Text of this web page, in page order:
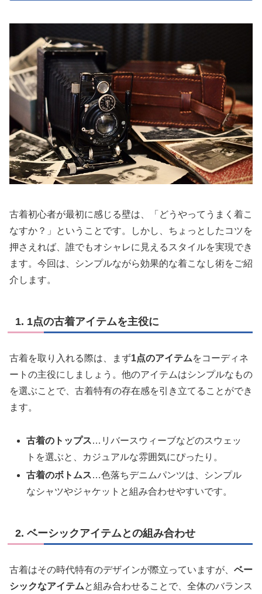
古着初心者が最初に感じる壁は、「どうやってうまく着こ
なすか？」ということです。しかし、ちょっとしたコツを
押さえれば、誰でもオシャレに見えるスタイルを実現でき
ます。今回は、シンプルながら効果的な着こなし術をご紹
介します。
1. 1点の古着アイテムを主役に
古着を取り入れる際は、まず1点のアイテムをコーディネ
ートの主役にしましょう。他のアイテムはシンプルなもの
を選ぶことで、古着特有の存在感を引き立てることができ
ます。
古着のトップス…リバースウィーブなどのスウェッ
トを選ぶと、カジュアルな雰囲気にぴったり。
古着のボトムス…色落ちデニムパンツは、シンプル
なシャツやジャケットと組み合わせやすいです。
2. ベーシックアイテムとの組み合わせ
古着はその時代特有のデザインが際立っていますが、 ベー
シックなアイテムと組み合わせることで、全体のバランス